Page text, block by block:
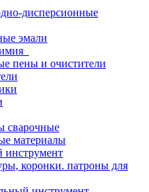
дисперсионные
эмали
пены и очистители
сварочные
материалы
коронки. патроны для